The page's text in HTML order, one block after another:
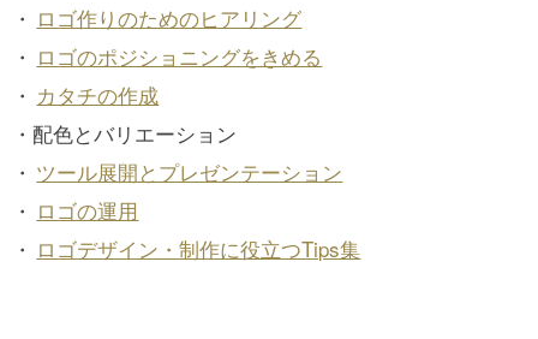
・ ロゴ作りのためのヒアリング
・ ロゴのポジショニングをきめる
・ カタチの作成
・配色とバリエーション
・ ツール展開とプレゼンテーション
・ ロゴの運用
・ ロゴデザイン・制作に役立つTips集